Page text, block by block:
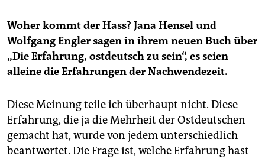
Woher kommt der Hass? Jana Hensel und
Wolfgang Engler sagen in ihrem neuen Buch über
„Die Erfahrung, ostdeutsch zu sein“, es seien
alleine die Erfahrungen der Nachwendezeit.
Diese Meinung teile ich überhaupt nicht. Diese
Erfahrung, die ja die Mehrheit der Ostdeutschen
gemacht hat, wurde von jedem unterschiedlich
beantwortet. Die Frage ist, welche Erfahrung hast